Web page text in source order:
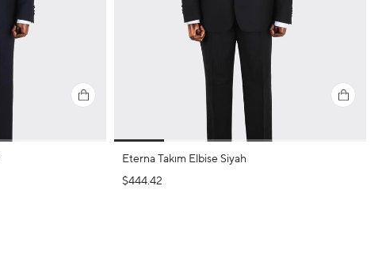
Eterna Takım Elbise Siyah
$444.42